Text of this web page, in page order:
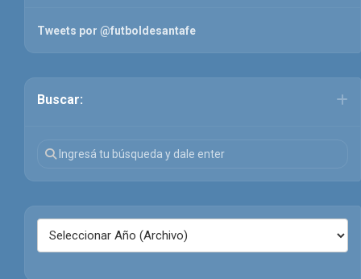
Tweets por @futboldesantafe
Buscar: